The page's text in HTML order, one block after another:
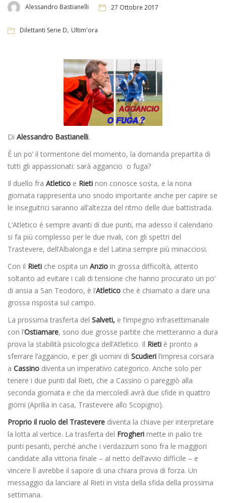
Alessandro Bastianelli 27 Ottobre 2017
Dilettanti Serie D, Ultim'ora
Di Alessandro Bastianelli.
È un po’ il tormentone del momento, la domanda prepartita di
tutti gli appassionati: sarà aggancio o fuga?
Il duello fra Atletico e Rieti non conosce sosta, e la nona
giornata rappresenta uno snodo importante anche per capire se
le inseguitrici saranno all’altezza del ritmo delle due battistrada.
L’Atletico è sempre avanti di due punti, ma adesso il calendario
si fa più complesso per le due rivali, con gli spettri del
Trastevere, dell’Albalonga e del Latina sempre più minacciosi.
Con il Rieti che ospita un Anzio in grossa difficoltà, attento
soltanto ad evitare i cali di tensione che hanno procurato un po’
di ansia a San Teodoro, è l’Atletico che è chiamato a dare una
grossa risposta sul campo.
La prossima trasferta del Salveti, e l’impegno infrasettimanale
con l’Ostiamare, sono due grosse partite che metteranno a dura
prova la stabilità psicologica dell’Atletico. Il Rieti è pronto a
sferrare l’aggancio, e per gli uomini di Scudieri l’impresa corsara
a Cassino diventa un imperativo categorico. Anche solo per
tenere i due punti dal Rieti, che a Cassino ci pareggiò alla
seconda giornata e che da mercoledì avrà due sfide in quattro
giorni (Aprilia in casa, Trastevere allo Scopigno).
Proprio il ruolo del Trastevere diventa la chiave per interpretare
la lotta al vertice. La trasferta del Frogheri mette in palio tre
punti pesanti, perché anche i verdazzurri sono fra le maggiori
candidate alla vittoria finale – al netto dell’avvio difficile – e
vincere lì avrebbe il sapore di una chiara prova di forza. Un
messaggio da lanciare al Rieti in vista della sfida della prossima
settimana.